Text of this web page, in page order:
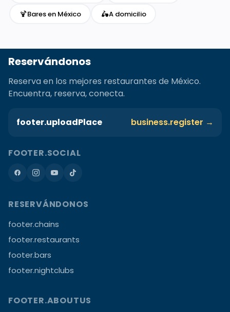
🍹Bares en México 🛵A domicilio
Reservándonos
Reserva en los mejores restaurantes de México.
Encuentra, reserva, conecta.
footer.uploadPlace business.register →
FOOTER.SOCIAL
RESERVÁNDONOS
footer.chains
footer.restaurants
footer.bars
footer.nightclubs
FOOTER.ABOUTUS